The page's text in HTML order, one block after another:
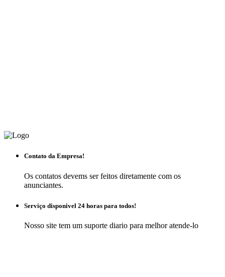
Contato da Empresa!
Os contatos devems ser feitos diretamente com os
anunciantes.
Serviço disponivel 24 horas para todos!
Nosso site tem um suporte diario para melhor atende-lo